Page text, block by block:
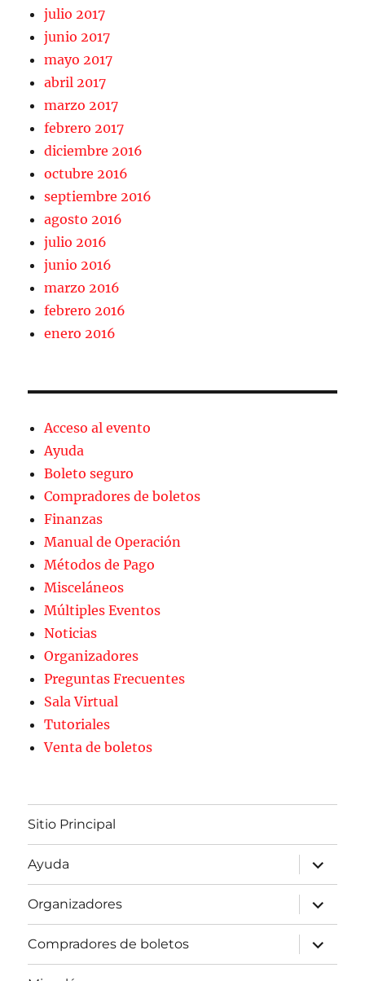
julio 2017
junio 2017
mayo 2017
abril 2017
marzo 2017
febrero 2017
diciembre 2016
octubre 2016
septiembre 2016
agosto 2016
julio 2016
junio 2016
marzo 2016
febrero 2016
enero 2016
Acceso al evento
Ayuda
Boleto seguro
Compradores de boletos
Finanzas
Manual de Operación
Métodos de Pago
Misceláneos
Múltiples Eventos
Noticias
Organizadores
Preguntas Frecuentes
Sala Virtual
Tutoriales
Venta de boletos
Sitio Principal
Ayuda
expande
el
menú
inferior
Organizadores
expande
el
menú
inferior
Compradores de boletos
expande
el
menú